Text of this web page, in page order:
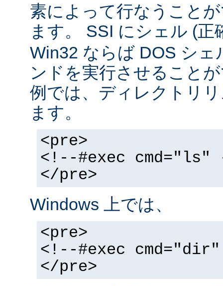
素によって行なうこと
ます。 SSI にシェル (
Win32 ならば DOS シェ
ンドを実行させること
例では、ディレクトリ
ます。
<pre>
<!--#exec cmd="ls"
</pre>
Windows 上では、
<pre>
<!--#exec
</pre>